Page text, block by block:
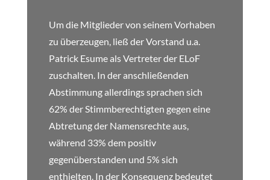
Um die Mitglieder von seinem Vorhaben
zu überzeugen, ließ der Vorstand u.a.
Patrick Esume als Vertreter der ELoF
zuschalten. In der anschließenden
Abstimmung allerdings sprachen sich
62% der Stimmberechtigten gegen eine
Abtretung der Namensrechte aus,
während 33% dem positiv
gegenüberstanden und 5% sich
enthielten. In der Konsequenz bedeutet